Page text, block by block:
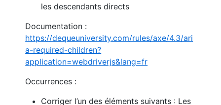
les descendants directs
Documentation :
https://dequeuniversity.com/rules/axe/4.3/ari
a-required-children?
application=webdriverjs&lang=fr
Occurrences :
Corriger l’un des éléments suivants : Les